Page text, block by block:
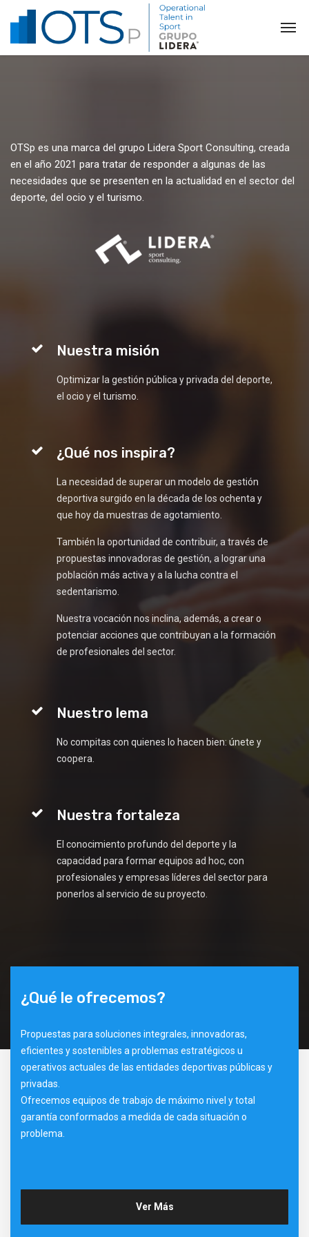
OTSp es una marca del grupo Lidera Sport Consulting, creada
en el año 2021 para tratar de responder a algunas de las
necesidades que se presenten en la actualidad en el sector del
deporte, del ocio y el turismo.
Nuestra misión
Optimizar la gestión pública y privada del deporte,
el ocio y el turismo.
¿Qué nos inspira?
La necesidad de superar un modelo de gestión
deportiva surgido en la década de los ochenta y
que hoy da muestras de agotamiento.
También la oportunidad de contribuir, a través de
propuestas innovadoras de gestión, a lograr una
población más activa y a la lucha contra el
sedentarismo.
Nuestra vocación nos inclina, además, a crear o
potenciar acciones que contribuyan a la formación
de profesionales del sector.
Nuestro lema
No compitas con quienes lo hacen bien: únete y
coopera.
Nuestra fortaleza
El conocimiento profundo del deporte y la
capacidad para formar equipos ad hoc, con
profesionales y empresas líderes del sector para
ponerlos al servicio de su proyecto.
¿Qué le ofrecemos?
Propuestas para soluciones integrales, innovadoras,
eficientes y sostenibles a problemas estratégicos u
operativos actuales de las entidades deportivas públicas y
privadas.
Ofrecemos equipos de trabajo de máximo nivel y total
garantía conformados a medida de cada situación o
problema.
Ver Más